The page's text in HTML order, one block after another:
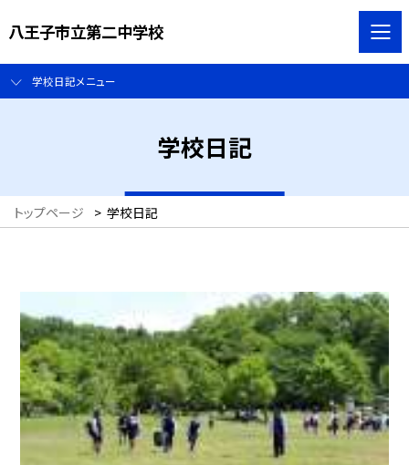
八王子市立第二中学校
学校日記メニュー
学校日記
トップページ > 学校日記